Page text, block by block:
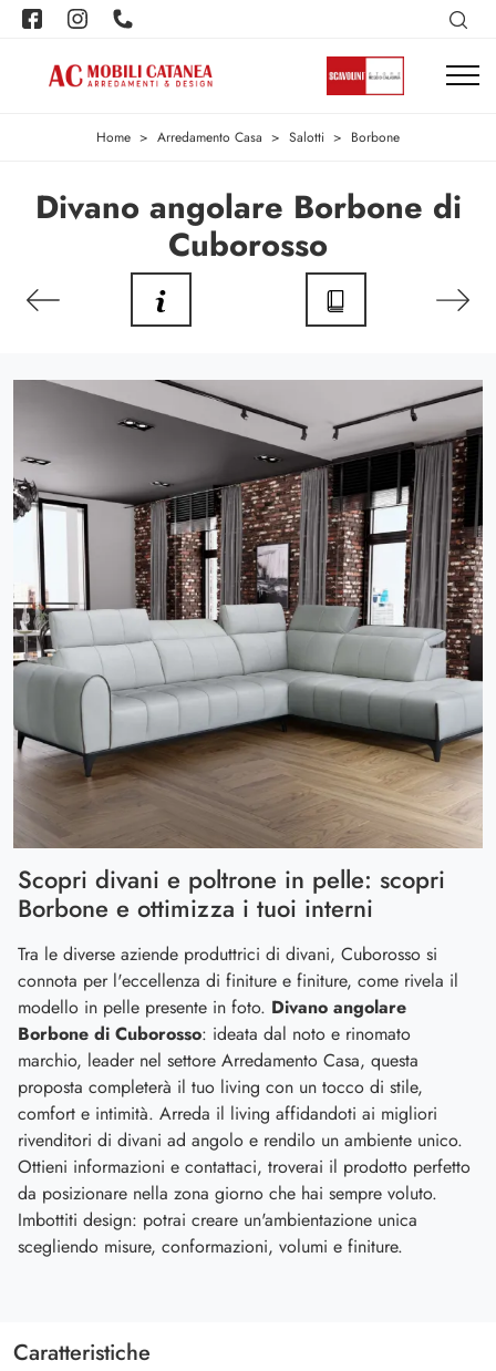
Home > Arredamento Casa > Salotti > Borbone
Divano angolare Borbone di
Cuborosso
Scopri divani e poltrone in pelle: scopri
Borbone e ottimizza i tuoi interni
Tra le diverse aziende produttrici di divani, Cuborosso si
connota per l'eccellenza di finiture e finiture, come rivela il
modello in pelle presente in foto. Divano angolare
Borbone di Cuborosso: ideata dal noto e rinomato
marchio, leader nel settore Arredamento Casa, questa
proposta completerà il tuo living con un tocco di stile,
comfort e intimità. Arreda il living affidandoti ai migliori
rivenditori di divani ad angolo e rendilo un ambiente unico.
Ottieni informazioni e contattaci, troverai il prodotto perfetto
da posizionare nella zona giorno che hai sempre voluto.
Imbottiti design: potrai creare un'ambientazione unica
scegliendo misure, conformazioni, volumi e finiture.
Caratteristiche